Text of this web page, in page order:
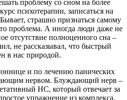
проблему со сном на более
психотерапии, записаться на
страшно признаться самому
то проблема. А иногда люди даже не
отсутствие полноценного сна –
не рассказывал, что быстрый
в нас природой.
и по лечению панических
нервом. Блуждающий нерв –
НС, который отвечает за
упражнение из комплекса,